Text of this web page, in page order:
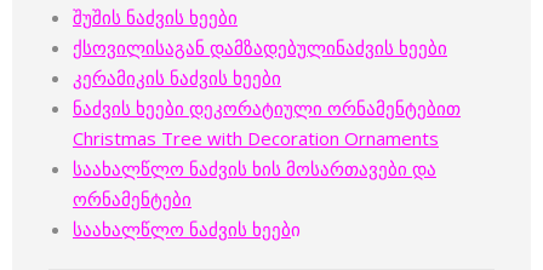
შუშის ნაძვის ხეები
ქსოვილისაგან დამზადებულინაძვის ხეები
კერამიკის ნაძვის ხეები
ნაძვის ხეები დეკორატიული ორნამენტებით
Christmas Tree with Decoration Ornaments
საახალწლო ნაძვის ხის მოსართავები და
ორნამენტები
საახალწლო ნაძვის ხეები